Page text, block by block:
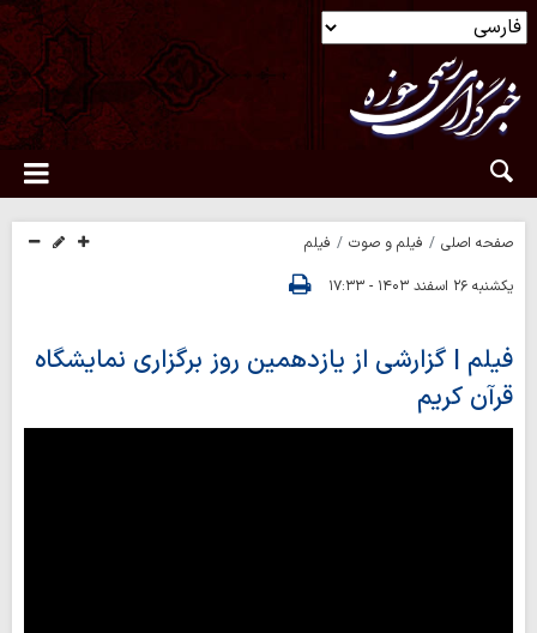
صفحه اصلی فیلم و صوت
فیلم
یکشنبه ۲۶ اسفند ۱۴۰۳ - ۱۷:۳۳
فیلم | گزارشی از یازدهمین روز برگزاری نمایشگاه
قرآن کریم